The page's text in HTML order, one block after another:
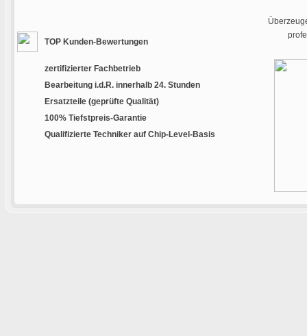
TOP Kunden-Bewertungen
zertifizierter Fachbetrieb
Bearbeitung i.d.R. innerhalb 24. Stunden
Ersatzteile (geprüfte Qualität)
100% Tiefstpreis-Garantie
Qualifizierte Techniker auf Chip-Level-Basis